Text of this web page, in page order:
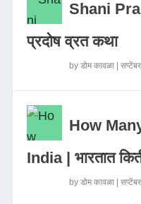
Shani
प्रदोष व्रत कथा
by डोम कावळा|
How
India | भारतात
by डोम कावळा|